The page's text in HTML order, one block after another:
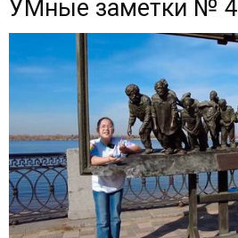
УМные заметки № 4